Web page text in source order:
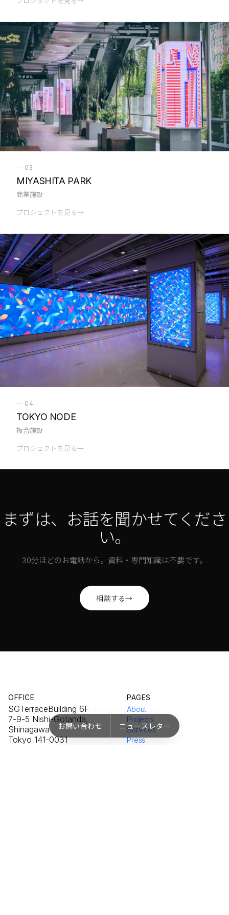
— 03
MIYASHITA PARK
商業施設
プロジェクトを見る→
— 04
TOKYO NODE
複合施設
プロジェクトを見る→
まずは、お話を聞かせてくださ
い。
30分ほどのお電話から。資料・専門知識は不要です。
相談する→
OFFICE
SGTerraceBuilding 6F
7-9-5 Nishi-Gotanda,
Shinagawa
Tokyo 141-0031
PAGES
About
Projects
Services
Press
お問い合わせ ニュースレター